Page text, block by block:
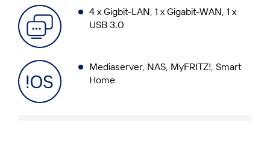
4 x Gigbit-LAN, 1 x Gigabit-WAN, 1 x
USB 3.0
Mediaserver, NAS, MyFRITZ!, Smart
Home